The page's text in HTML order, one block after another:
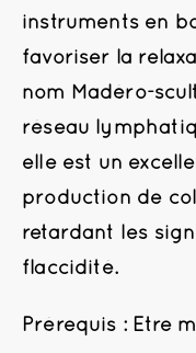
instruments en
favoriser la
nom Madéro-
réseau
elle est un
production de
retardant les
flaccidité.
Prérequis : Etre